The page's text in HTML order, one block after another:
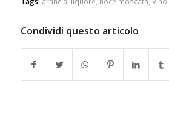
Condividi questo articolo